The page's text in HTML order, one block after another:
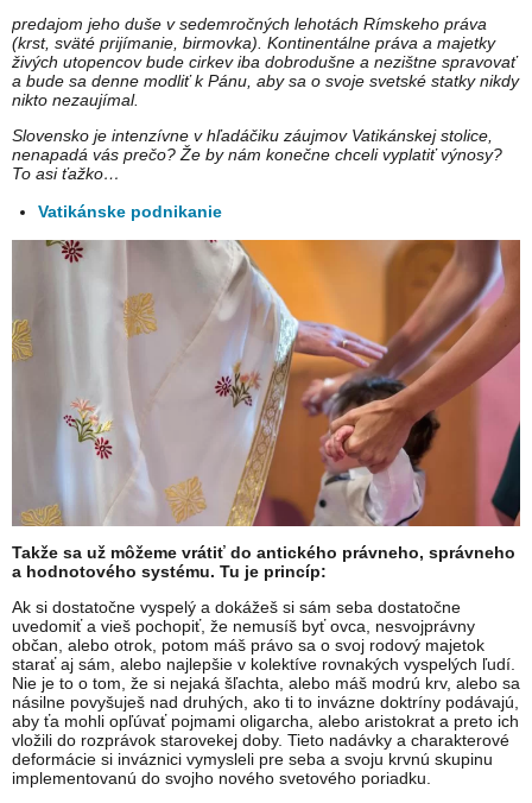
predajom jeho duše v sedemročných lehotách Rímskeho práva
(krst, sväté prijímanie, birmovka). Kontinentálne práva a majetky
živých utopencov bude cirkev iba dobrodušne a nezištne spravovať
a bude sa denne modliť k Pánu, aby sa o svoje svetské statky nikdy
nikto nezaujímal.
Slovensko je intenzívne v hľadáčiku záujmov Vatikánskej stolice,
nenapadá vás prečo? Že by nám konečne chceli vyplatiť výnosy?
To asi ťažko…
Vatikánske podnikanie
Takže sa už môžeme vrátiť do antického právneho, správneho
a hodnotového systému. Tu je princíp:
Ak si dostatočne vyspelý a dokážeš si sám seba dostatočne
uvedomiť a vieš pochopiť, že nemusíš byť ovca, nesvojprávny
občan, alebo otrok, potom máš právo sa o svoj rodový majetok
starať aj sám, alebo najlepšie v kolektíve rovnakých vyspelých ľudí.
Nie je to o tom, že si nejaká šľachta, alebo máš modrú krv, alebo sa
násilne povyšuješ nad druhých, ako ti to invázne doktríny podávajú,
aby ťa mohli opľúvať pojmami oligarcha, alebo aristokrat a preto ich
vložili do rozprávok starovekej doby. Tieto nadávky a charakterové
deformácie si inváznici vymysleli pre seba a svoju krvnú skupinu
implementovanú do svojho nového svetového poriadku.